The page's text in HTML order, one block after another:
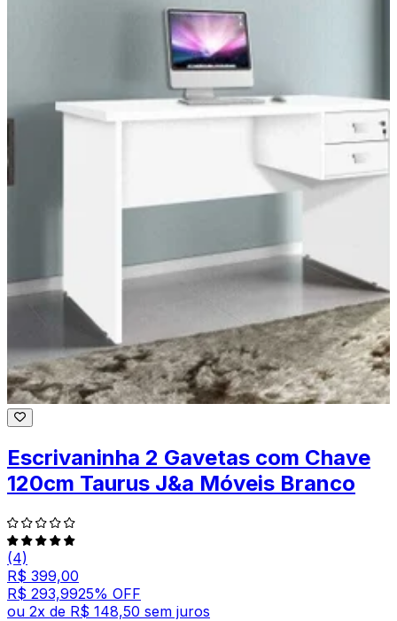
Escrivaninha 2 Gavetas com Chave
120cm Taurus J&a Móveis Branco
(4)
R$ 399,00
R$ 293,9925% OFF
ou 2x de R$ 148,50 sem juros